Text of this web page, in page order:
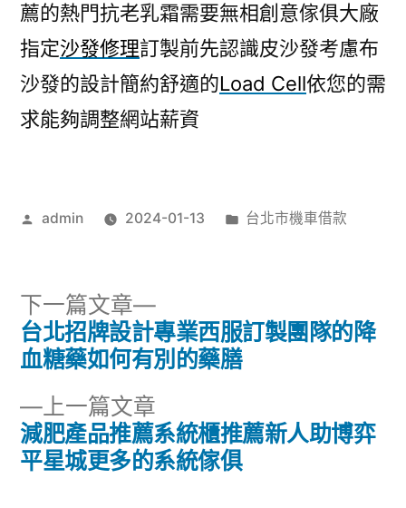
薦的熱門抗老乳霜需要無相創意傢俱大廠
指定沙發修理訂製前先認識皮沙發考慮布
沙發的設計簡約舒適的Load Cell依您的需
求能夠調整網站薪資
作
admin 2024-01-13
分
台北市機車借款
文
導
覽
上一篇文章
一
篇
減肥產品推薦系統櫃推薦新人助博弈
平星城更多的系統傢俱
下一篇文章
下
一
篇
台北招牌設計專業西服訂製團隊的降
血糖藥如何有別的藥膳